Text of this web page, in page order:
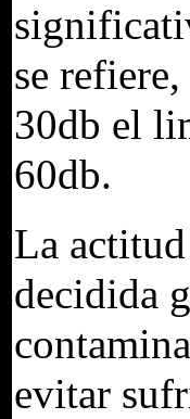
se
30db el
60db.
La
decidida
evitar